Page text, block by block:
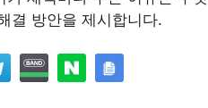
결 방안을 제시합니다.